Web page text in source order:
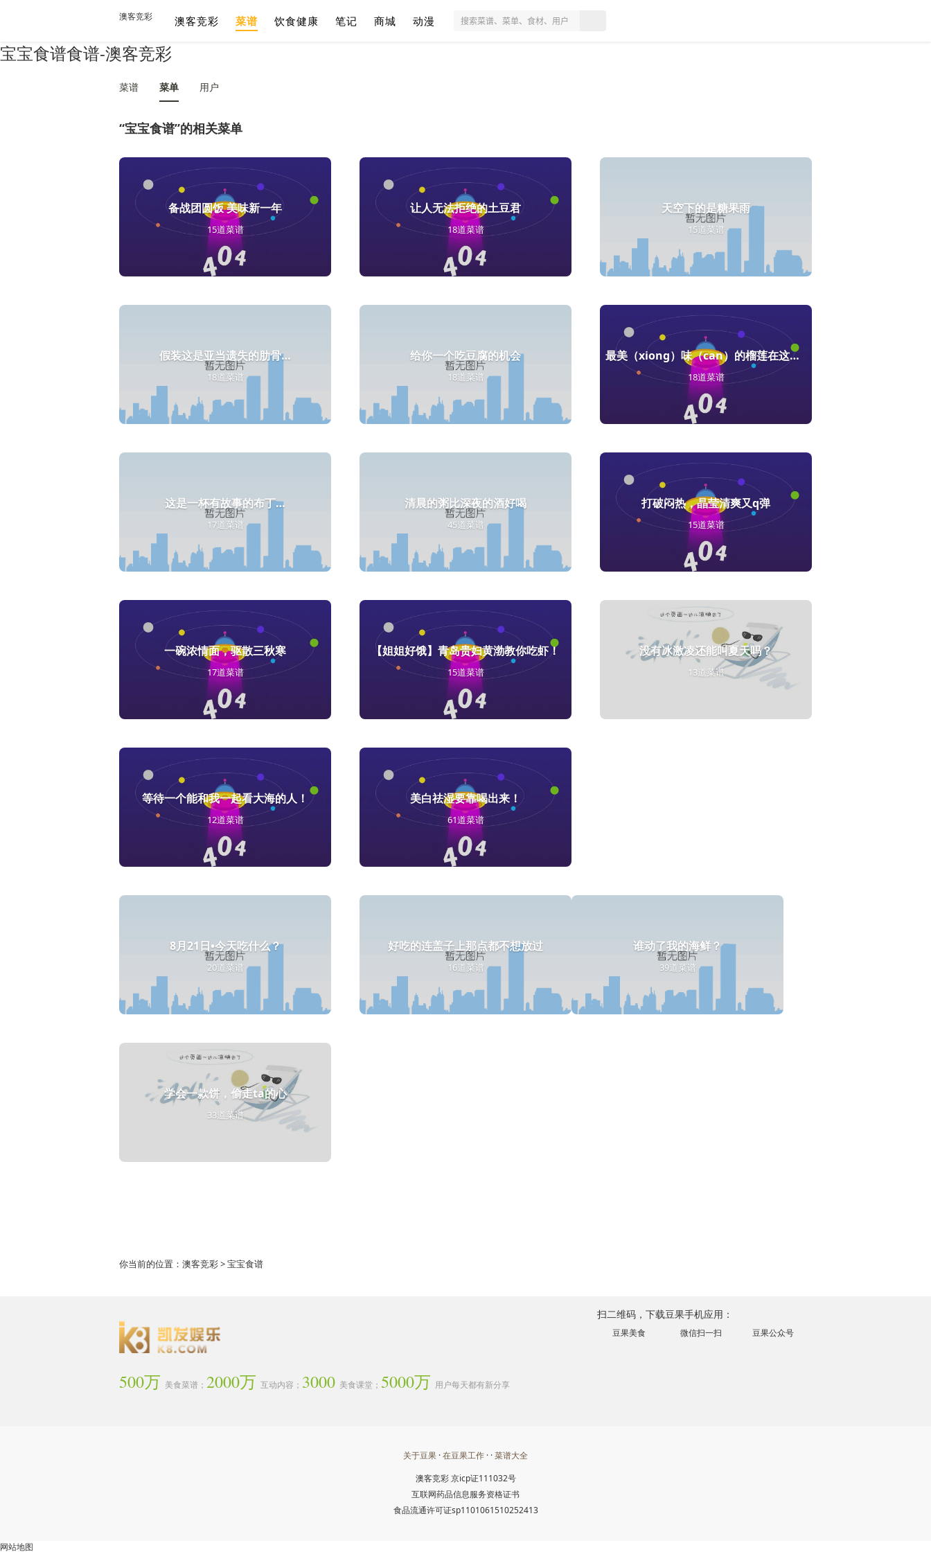
宝宝食谱食谱-澳客竞彩
澳客竞彩 澳客竞彩 菜谱 饮食健康 笔记 商城 动漫
菜谱 菜单 用户
“宝宝食谱”的相关菜单
备战团圆饭 美味新一年
15道菜谱
让人无法拒绝的土豆君
18道菜谱
天空下的是糖果雨
15道菜谱
假装这是亚当遗失的肋骨…
18道菜谱
给你一个吃豆腐的机会
18道菜谱
最美（xiong）味（can）的榴莲在这里！
18道菜谱
这是一杯有故事的布丁…
17道菜谱
清晨的粥比深夜的酒好喝
45道菜谱
打破闷热，晶莹清爽又q弹
15道菜谱
一碗浓情面，驱散三秋寒
17道菜谱
【姐姐好饿】青岛贵妇黄渤教你吃虾！
15道菜谱
没有冰激凌还能叫夏天吗？
13道菜谱
等待一个能和我一起看大海的人！
12道菜谱
美白祛湿要靠喝出来！
61道菜谱
8月21日•今天吃什么？
20道菜谱
好吃的连盖子上那点都不想放过
16道菜谱
谁动了我的海鲜？
39道菜谱
学会一款饼，偷走ta的心
33道菜谱
你当前的位置： 澳客竞彩> 宝宝食谱
500万 美食菜谱； 2000万 互动内容； 3000 美食课堂； 5000万 用户每天都有新分享
扫二维码，下载豆果手机应用：
豆果美食 微信扫一扫 豆果公众号
关于豆果 ·在豆果工作 · ·菜谱大全
澳客竞彩 京icp证111032号
互联网药品信息服务资格证书
食品流通许可证sp1101061510252413
网站地图